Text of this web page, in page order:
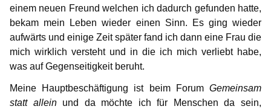
einem neuen Freund welchen ich dadurch gefunden hatte,
bekam mein Leben wieder einen Sinn. Es ging wieder
aufwärts und einige Zeit später fand ich dann eine Frau die
mich wirklich versteht und in die ich mich verliebt habe,
was auf Gegenseitigkeit beruht.
Meine Hauptbeschäftigung ist beim Forum Gemeinsam
statt alleinund da möchte ich für Menschen da sein,